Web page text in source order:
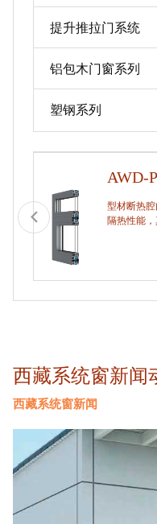
提升推拉门系统
铝包木门窗系列
塑钢系列
AWD-
型材断热腔
隔热性能，
西藏系统窗新闻
西藏系统窗新闻